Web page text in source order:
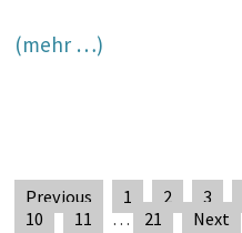
(mehr …)
Previous 1 2 3
10
11 … 21 Next